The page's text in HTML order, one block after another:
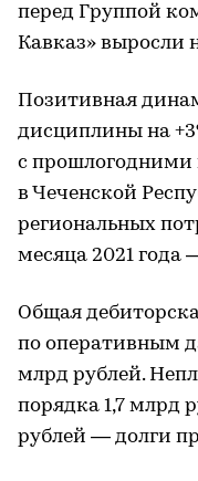
перед Группой
Кавказ» выросли
Позитивная
дисциплины на
с прошлогодними
в Чеченской
региональных
месяца 2021 года
Общая
по оперативным
млрд рублей.
порядка 1,7 млрд
рублей — долги